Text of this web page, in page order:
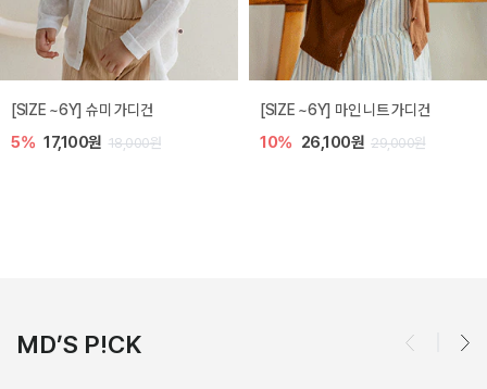
밀라 아기 점프수트
10% 30,600원 34,000원
밀라 아기 셋업
20% 35,200원 44,000원
MD’S P!CK